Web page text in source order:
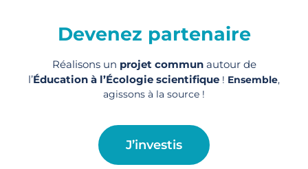
Devenez partenaire
Réalisons un projet communautour de
l’Éducation à l’Écologie scientifique ! Ensemble,
agissons à la source !
J’investis